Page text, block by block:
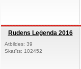
Rudens Leģenda 2016
Atbildes: 39
Skatīts: 102452